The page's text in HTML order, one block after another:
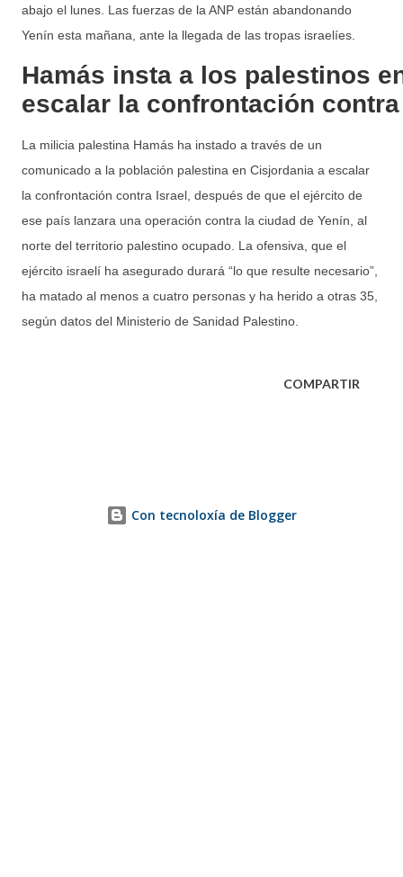
abajo el lunes. Las fuerzas de la ANP están abandonando
Yenín esta mañana, ante la llegada de las tropas israelíes.
Hamás insta a los palestinos
escalar la confrontación
La milicia palestina Hamás ha instado a través de un
comunicado a la población palestina en Cisjordania a escalar
la confrontación contra Israel, después de que el ejército de
ese país lanzara una operación contra la ciudad de Yenín, al
norte del territorio palestino ocupado. La ofensiva, que el
ejército israelí ha asegurado durará “lo que resulte necesario”,
ha matado al menos a cuatro personas y ha herido a otras 35,
según datos del Ministerio de Sanidad Palestino.
COMPARTIR
Con tecnoloxía de Blogger